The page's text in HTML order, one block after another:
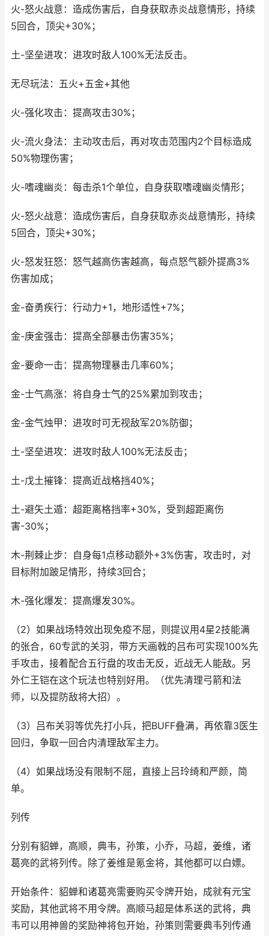
火-怒火战意：造成伤害后，自身获取赤炎战意情形，持续
5回合，顶尖+30%；
土-坚垒进攻：进攻时敌人100%无法反击。
无尽玩法：五火+五金+其他
火-强化攻击：提高攻击30%；
火-流火身法：主动攻击后，再对攻击范围内2个目标造成
50%物理伤害；
火-嗜魂幽炎：每击杀1个单位，自身获取嗜魂幽炎情形；
火-怒火战意：造成伤害后，自身获取赤炎战意情形，持续
5回合，顶尖+30%；
火-怒发狂怒：怒气越高伤害越高，每点怒气额外提高3%
伤害加成；
金-奋勇疾行：行动力+1，地形适性+7%；
金-庚金强击：提高全部暴击伤害35%；
金-要命一击：提高物理暴击几率60%；
金-士气高涨：将自身士气的25%累加到攻击；
金-金气烛甲：进攻时可无视敌军20%防御；
土-坚垒进攻：进攻时敌人100%无法反击；
土-戊土摧锋：提高近战格挡40%；
土-避矢土遁：超距离格挡率+30%，受到超距离伤
害-30%；
木-荆棘止步：自身每1点移动额外+3%伤害，攻击时，对
目标附加跛足情形，持续3回合；
木-强化爆发：提高爆发30%。
（2）如果战场特效出现免疫不屈，则提议用4星2技能满
的张合，60专武的关羽，带方天画戟的吕布可实现100%先
手攻击，接着配合五行盘的攻击无反，近战无人能敌。另
外仁王铠在这个玩法也特别好用。（优先清理弓箭和法
师，以及提防敌将大招）。
（3）吕布关羽等优先打小兵，把BUFF叠满，再依靠3医生
回归，争取一回合内清理敌军主力。
（4）如果战场没有限制不屈，直接上吕玲绮和严颜，简
单。
列传
分别有貂蝉，高顺，典韦，孙策，小乔，马超，姜维，诸
葛亮的武将列传。除了姜维是氪金将，其他都可以白嫖。
开始条件：貂蝉和诸葛亮需要购买令牌开始，成就有元宝
奖励，其他武将不用令牌。高顺马超是体系送的武将，典
韦可以用神兽的奖励神将包开始，孙策则需要典韦列传通